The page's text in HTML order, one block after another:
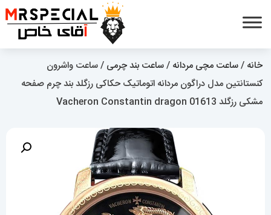
خانه /ساعت مچی مردانه /ساعت بند چرمی / ساعت واشرون
کنستانتین مدل دراگون مردانه اتوماتیک حکاکی رزگلد بند چرم صفحه
مشکی رزگلد Vacheron Constantin dragon 01613